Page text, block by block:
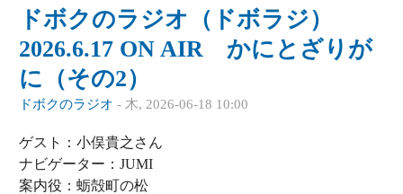
ドボクのラジオ（ドボラジ）
2026.6.17 ON AIR かにとざりが
に（その2）
ドボクのラジオ - 木, 2026-06-18 10:00
ゲスト：小俣貴之さん
ナビゲーター：JUMI
案内役：蛎殻町の松